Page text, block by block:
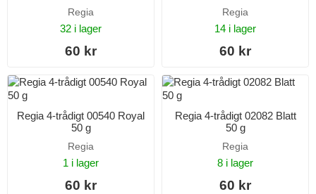
Regia
32 i lager
60 kr
Regia
14 i lager
60 kr
Regia 4-trådigt 00540 Royal
50 g
Regia
1 i lager
60 kr
Regia 4-trådigt 02082 Blatt
50 g
Regia
8 i lager
60 kr